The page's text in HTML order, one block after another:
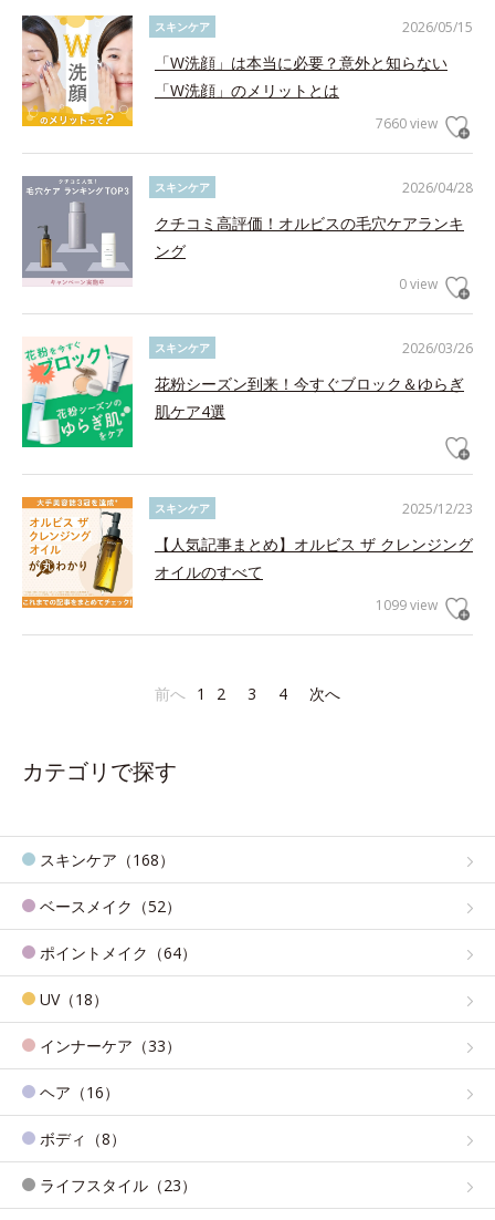
2026/05/15
スキンケア
「W洗顔」は本当に必要？意外と知らない
「W洗顔」のメリットとは
7660 view
2026/04/28
スキンケア
クチコミ高評価！オルビスの毛穴ケアランキ
ング
0 view
2026/03/26
スキンケア
花粉シーズン到来！今すぐブロック＆ゆらぎ
肌ケア4選
2025/12/23
スキンケア
【人気記事まとめ】オルビス ザ クレンジング
オイルのすべて
1099 view
前へ 1 2 3 4 次へ
カテゴリで探す
スキンケア（168）
ベースメイク（52）
ポイントメイク（64）
UV（18）
インナーケア（33）
ヘア（16）
ボディ（8）
ライフスタイル（23）